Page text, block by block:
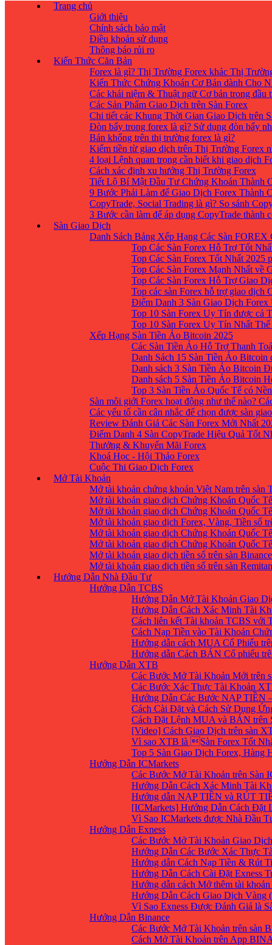
Trang chủ
Giới thiệu
Chính sách bảo mật
Điều khoản sử dụng
Thông báo rủi ro
Kiến Thức Căn Bản
Forex là gì? Thị Trường Forex khác Thị
Kiến Thức Chứng Khoán Cơ Bản dành Cho
Các khái niệm & Thuật ngữ Cơ bản trong đầu
Các Sản Phẩm Giao Dịch trên Sàn Forex
Chi tiết các Khung Thời Gian Giao Dịch trên
Đòn bẩy trong forex là gì? Sử dụng đòn bẩy
Bán khống trên thị trường forex là gì?
Kiếm tiền từ giao dịch trên Thị Trường Forex
4 loại Lệnh quan trọng cần biết khi giao dịch
Cách xác định xu hướng Thị Trường Forex
Tiết Lộ Bí Mật Đầu Tư Chứng Khoán Thành
9 Bước Phải Làm để Giao Dịch Forex Thành
CopyTrade, Social Trading là gì? So sánh
3 Bước cần làm để áp dụng CopyTrade thành
Sàn Giao Dịch
Danh Sách Bảng Xếp Hạng Các Sàn FOREX
Top Các Sàn Forex Hỗ Trợ Tốt
Top Các Sàn Forex Tốt Nhất 2025
Top Các Sàn Forex Mạnh Nhất về
Top Các Sàn Forex Hỗ Trợ Giao
Top các sàn Forex hỗ trợ giao
Điểm Danh 3 Sàn Giao Dịch
Top 10 Sàn Forex Uy Tín được cả
Top 10 Sàn Forex Uy Tín Nhất
Xếp Hạng Sàn Tiền Ảo Bitcoin 2025
Các Sàn Tiền Ảo Hỗ Trợ Thanh
Danh Sách 15 Sàn Tiền Ảo
Danh sách 3 Sàn Tiền Ảo Bitcoin
Danh sách 5 Sàn Tiền Ảo Bitcoin
Top 3 Sàn Tiền Ảo Quốc Tế có
Sàn môi giới Forex hoạt động như thế nào?
Các yếu tố cần cân nhắc để chọn được sàn
Review Đánh Giá Các Sàn Forex Mới Nhất
Điểm Danh 4 Sàn CopyTrade Hiệu Quả Tốt
Thưởng & Khuyến Mãi Forex
Khoá Học - Hội Thảo Forex
Cuộc Thi Giao Dịch Forex
Mở Tài Khoản
Mở tài khoản chứng khoán Việt Nam trên sàn
Mở tài khoản giao dịch Chứng Khoán Quốc
Mở tài khoản giao dịch Chứng Khoán Quốc
Mở tài khoản giao dịch Forex, Vàng, Tiền số
Mở tài khoản giao dịch Chứng Khoán Quốc
Mở tài khoản giao dịch Chứng Khoán Quốc
Mở tài khoản giao dịch tiền số trên sàn
Mở tài khoản giao dịch tiền số trên sàn
Hướng Dẫn Nhà Đầu Tư
Hướng Dẫn TCBS
Hướng Dẫn Mở Tài Khoản Giao
Hướng Dẫn Cách Xác Minh Tài
Cách liên kết Tài khoản TCBS với
Cách Nạp Tiền vào Tài Khoản
Hướng dẫn cách MUA Cổ Phiếu
Hướng dẫn Cách BÁN Cổ phiếu
Hướng Dẫn XTB
Các Bước Mở Tài Khoản Mới trên
Các Bước Xác Thực Tài Khoản
Hướng Dẫn Các Bước NẠP TIỀN
Cách Cài Đặt và Cách Sử Dụng
Cách Đặt Lệnh MUA và BÁN trên
[Video] Cách Giao Dịch trên sàn
Vì sao XTB là Sàn Forex Tốt
Top 5 Sàn Giao Dịch Forex,
Hướng Dẫn ICMarkets
Các Bước Mở Tài Khoản trên Sàn
Hướng Dẫn Cách Xác Minh Tài
Hướng dẫn NẠP TIỀN và RÚT
[ICMarkets] Hướng Dẫn Cách Đặt
Vì Sao ICMarkets được Nhà Đầu
Hướng Dẫn Exness
Các Bước Mở Tài Khoản Giao
Hướng Dẫn Các Bước Xác Thực
Hướng dẫn Cách Nạp Tiền & Rút
Hướng Dẫn Cách Cài Đặt Exness
Hướng dẫn cách Mở thêm tài
Hướng Dẫn Cách Giao Dịch Vàng
Vì Sao Exness Được Đánh Giá là
Hướng Dẫn Binance
Các Bước Mở Tài Khoản trên sàn
Cách Mở Tài Khoản trên App